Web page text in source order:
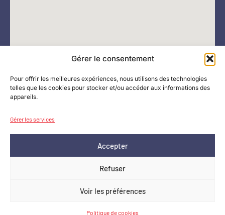
Gérer le consentement
Pour offrir les meilleures expériences, nous utilisons des technologies
telles que les cookies pour stocker et/ou accéder aux informations des
appareils.
Gérer les services
Accepter
Refuser
Voir les préférences
Politique de cookies
Création SIP